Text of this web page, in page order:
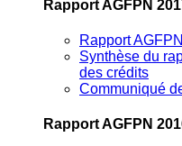
Rapport AGFPN
Rapport
Synthèse du
des crédits
Communiqué
Rapport AGFPN